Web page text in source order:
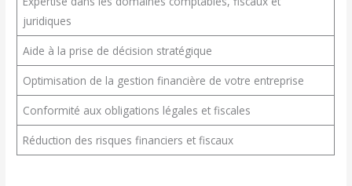
juridiques
Aide à la prise de décision stratégique
Optimisation de la gestion financière de votre entreprise
Conformité aux obligations légales et fiscales
Réduction des risques financiers et fiscaux